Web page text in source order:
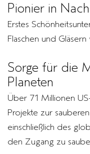
Pionier in
Erstes
Flaschen und
Sorge für die
Planeten
Über 71 Millionen
Projekte zur
einschließlich des
den Zugang zu